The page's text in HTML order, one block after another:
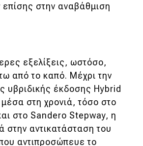
στην αναβάθμιση
εξελίξεις, ωστόσο,
από το καπό. Μέχρι την
υβριδικής έκδοσης Hybrid
στη χρονιά, τόσο στο
στο Sandero Stepway, η
στην αντικατάσταση του
αντιπροσώπευε το